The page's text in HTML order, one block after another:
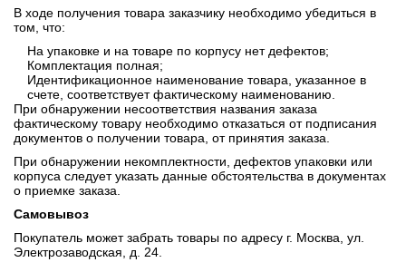
В ходе получения товара заказчику необходимо убедиться в
том, что:
На упаковке и на товаре по корпусу нет дефектов;
Комплектация полная;
Идентификационное наименование товара, указанное в
счете, соответствует фактическому наименованию.
При обнаружении несоответствия названия заказа
фактическому товару необходимо отказаться от подписания
документов о получении товара, от принятия заказа.
При обнаружении некомплектности, дефектов упаковки или
корпуса следует указать данные обстоятельства в документах
о приемке заказа.
Самовывоз
Покупатель может забрать товары по адресу г. Москва, ул.
Электрозаводская, д. 24.